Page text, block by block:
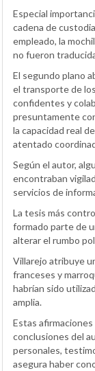
Especial
cadena de
empleado, la
no fueron
El segundo plano
el transporte de
confidentes y
presuntamente
la capacidad real
atentado
Según el autor,
encontraban
servicios de
La tesis más
formado parte de
alterar el rumbo
Villarejo atribuye
franceses y
habrían sido
amplia.
Estas
conclusiones del
personales,
asegura haber